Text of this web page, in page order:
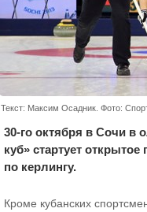
Текст: Максим Осадник. Фото:
30-го октября в Сочи в
куб» стартует
по керлингу.
Кроме кубанских